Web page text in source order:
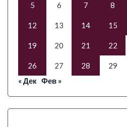
5 6 7 8
12 13 14 15
19 20 21 22
26 27 28 29
« Дек Фев »